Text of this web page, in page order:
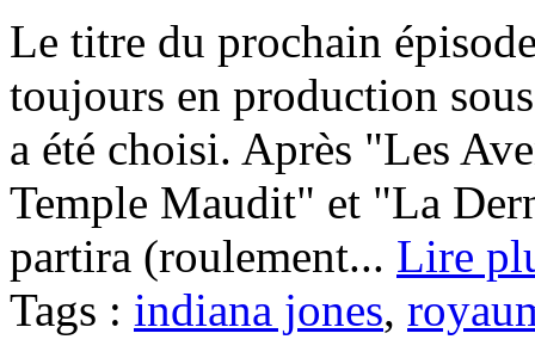
Le titre du prochain
toujours en production
a été choisi. Après "Les
Temple Maudit" et "La
partira (roulement... Lire
Tags : indiana jones,